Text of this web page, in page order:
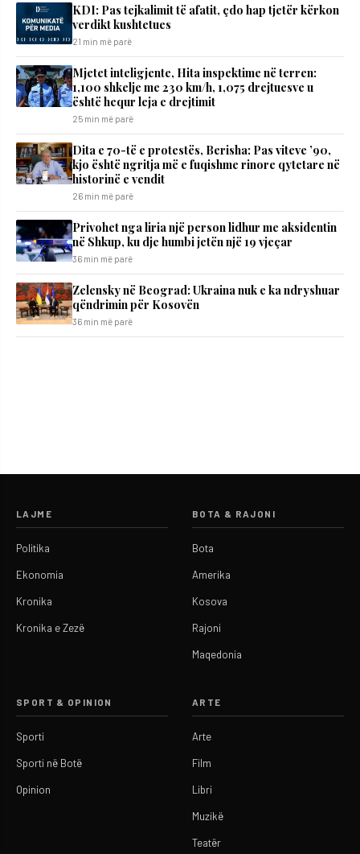
KDI: Pas tejkalimit të afatit, çdo hap tjetër kërkon
verdikt kushtetues
21 min më parë
Mjetet inteligjente, Hita inspektime në terren:
1,100 shkelje me 230 km/h, 1,075 drejtuesve u
është hequr leja e drejtimit
25 min më parë
Dita e 70-të e protestës, Berisha: Pas viteve ’90,
kjo është ngritja më e fuqishme rinore qytetare në
historinë e vendit
26 min më parë
Privohet nga liria një person lidhur me aksidentin
në Shkup, ku dje humbi jetën një 19 vjeçar
36 min më parë
Zelensky në Beograd: Ukraina nuk e ka ndryshuar
qëndrimin për Kosovën
36 min më parë
LAJME
Politika
Ekonomia
Kronika
Kronika e Zezë
BOTA & RAJONI
Bota
Amerika
Kosova
Rajoni
Maqedonia
SPORT & OPINION
Sporti
Sporti në Botë
Opinion
ARTE
Arte
Film
Libri
Muzikë
Teatër